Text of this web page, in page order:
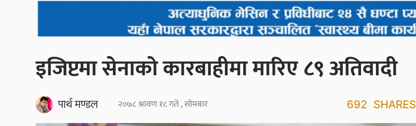
इजिप्टमा सेनाको कारबाहीमा मारिए ८९ अतिवादी
पार्थ मण्डल २०७८ श्रावण १८ गते , सोमबार 692 SHARES